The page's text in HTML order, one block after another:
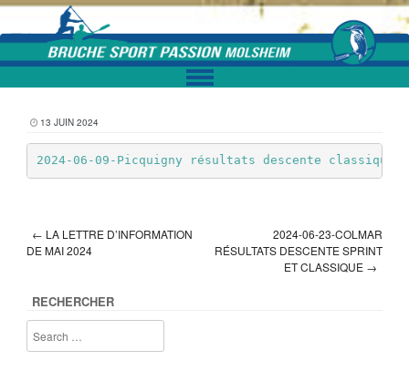
13 JUIN 2024
2024-06-09-Picquigny résultats descente
Post navigation
← LA LETTRE D’INFORMATION
DE MAI 2024
2024-06-23-COLMAR
RÉSULTATS DESCENTE SPRINT
ET CLASSIQUE →
RECHERCHER